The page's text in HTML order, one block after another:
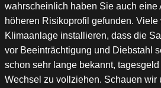
wahrscheinlich haben Sie auch eine
höheren Risikoprofil gefunden.
Klimaanlage installieren, dass die
vor Beeinträchtigung und Diebstahl
schon sehr lange bekannt,
Wechsel zu vollziehen. Schauen wir